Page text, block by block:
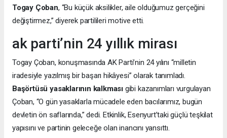
Togay Çoban, “Bu küçük aksilikler, aile olduğumuz gerçeğini
değiştirmez,” diyerek partilileri motive etti.
ak parti’nin 24 yıllık mirası
Togay Çoban, konuşmasında AK Parti’nin 24 yılını “milletin
iradesiyle yazılmış bir başarı hikâyesi” olarak tanımladı.
Başörtüsü yasaklarının kalkması gibi kazanımları vurgulayan
Çoban, “O gün yasaklarla mücadele eden bacılarımız, bugün
devletin ön saflarında,” dedi. Etkinlik, Esenyurt’taki güçlü teşkilat
yapısını ve partinin geleceğe olan inancını yansıttı.